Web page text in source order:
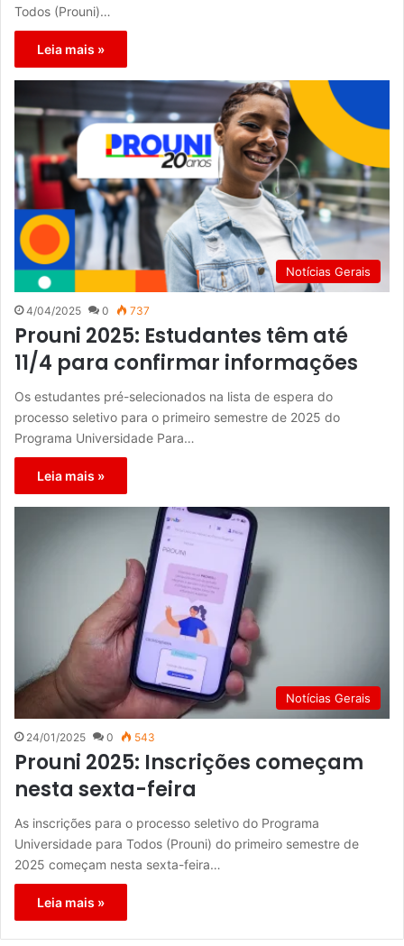
Todos (Prouni)…
Leia mais »
Notícias Gerais
4/04/2025 0 737
Prouni 2025: Estudantes têm até
11/4 para confirmar informações
Os estudantes pré-selecionados na lista de espera do
processo seletivo para o primeiro semestre de 2025 do
Programa Universidade Para…
Leia mais »
Notícias Gerais
24/01/2025 0 543
Prouni 2025: Inscrições começam
nesta sexta-feira
As inscrições para o processo seletivo do Programa
Universidade para Todos (Prouni) do primeiro semestre de
2025 começam nesta sexta-feira…
Leia mais »